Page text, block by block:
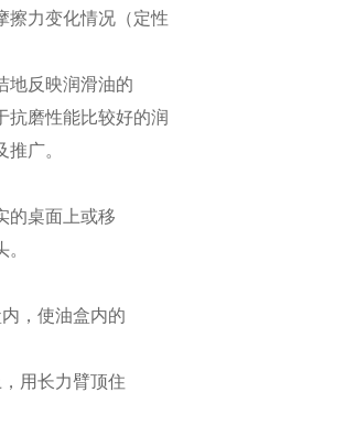
擦力变化情况（定性
地反映润滑油的
抗磨性能比较好的润
推广。
的桌面上或移
。
，使油盒内的
用长力臂顶住